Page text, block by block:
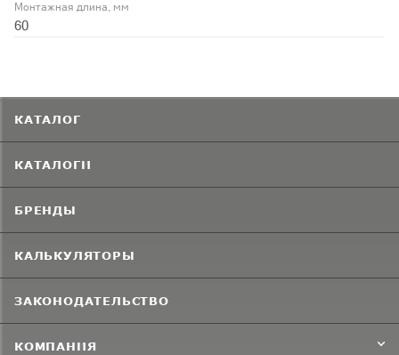
Монтажная длина, мм
60
КАТАЛОГ
КАТАЛОГИ
БРЕНДЫ
КАЛЬКУЛЯТОРЫ
ЗАКОНОДАТЕЛЬСТВО
КОМПАНИЯ